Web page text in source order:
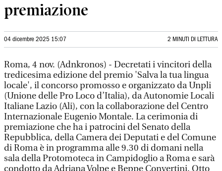
premiazione
04 dicembre 2025 15:07 2 MINUTI DI LETTURA
Roma, 4 nov. (Adnkronos) - Decretati i vincitori della
tredicesima edizione del premio 'Salva la tua lingua
locale', il concorso promosso e organizzato da Unpli
(Unione delle Pro Loco d’Italia), da Autonomie Locali
Italiane Lazio (Ali), con la collaborazione del Centro
Internazionale Eugenio Montale. La cerimonia di
premiazione che ha i patrocini del Senato della
Repubblica, della Camera dei Deputati e del Comune
di Roma è in programma alle 9.30 di domani nella
sala della Protomoteca in Campidoglio a Roma e sarà
condotto da Adriana Volpe e Beppe Convertini. Otto